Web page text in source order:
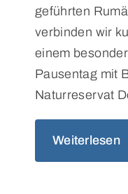
geführten
verbinden wir
einem
Pausentag mit
Naturreservat
Weiterlesen